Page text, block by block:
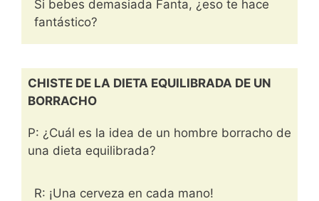
Si bebes demasiada Fanta, ¿eso te hace
fantástico?
CHISTE DE LA DIETA EQUILIBRADA DE UN
BORRACHO
P: ¿Cuál es la idea de un hombre borracho de
una dieta equilibrada?
R: ¡Una cerveza en cada mano!